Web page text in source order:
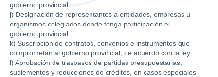
gobierno provincial.
j) Designación de representantes a entidades, empresas u
organismos colegiados donde tenga participación el
gobierno provincial.
k) Suscripción de contratos, convenios e instrumentos que
comprometan al gobierno provincial, de acuerdo con la ley.
l) Aprobación de traspasos de partidas presupuestarias,
suplementos y reducciones de créditos, en casos especiales